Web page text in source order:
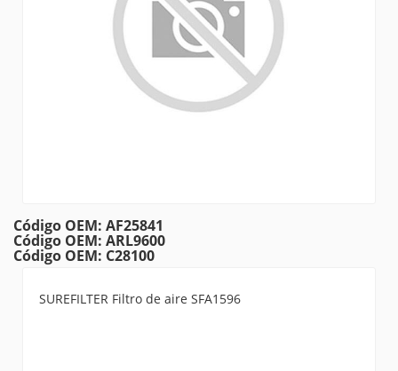
Código OEM: AF25841
Código OEM: ARL9600
Código OEM: C28100
SUREFILTER Filtro de aire SFA1596